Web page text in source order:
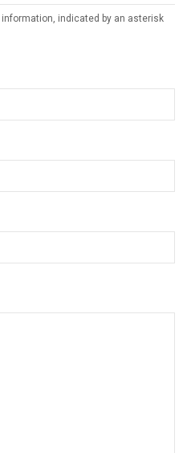
indicated by an asterisk